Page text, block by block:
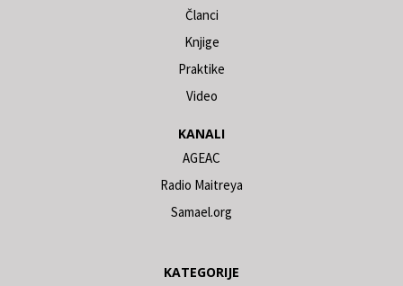
Članci
Knjige
Praktike
Video
KANALI
AGEAC
Radio Maitreya
Samael.org
KATEGORIJE